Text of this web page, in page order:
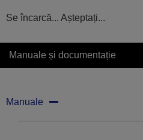
Se încarcă... Așteptați...
Manuale și documentație
Manuale